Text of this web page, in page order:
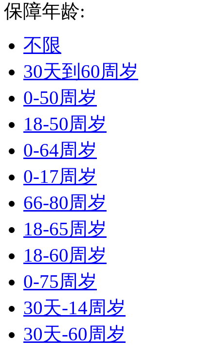
保障年龄:
不限
30天到60周岁
0-50周岁
18-50周岁
0-64周岁
0-17周岁
66-80周岁
18-65周岁
18-60周岁
0-75周岁
30天-14周岁
30天-60周岁